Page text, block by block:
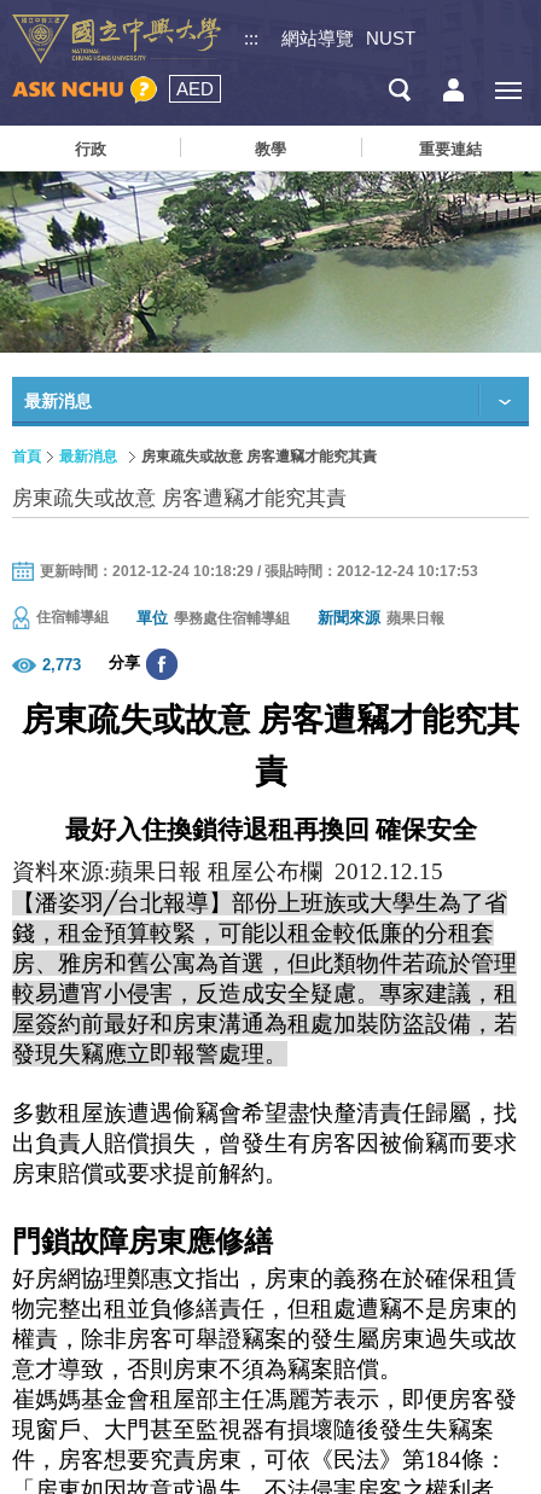
::: 網站導覽 NUST
AED
行政 教學 重要連結
最新消息
首頁 最新消息 房東疏失或故意 房客遭竊才能究其責
房東疏失或故意 房客遭竊才能究其責
更新時間：2012-12-24 10:18:29 / 張貼時間：2012-12-24 10:17:53
住宿輔導組 單位 學務處住宿輔導組 新聞來源 蘋果日報
2,773 分享
房東疏失或故意 房客遭竊才能究其
責
最好入住換鎖待退租再換回 確保安全
資料來源:蘋果日報 租屋公布欄 2012.12.15
【潘姿羽╱台北報導】部份上班族或大學生為了省
錢，租金預算較緊，可能以租金較低廉的分租套
房、雅房和舊公寓為首選，但此類物件若疏於管理
較易遭宵小侵害，反造成安全疑慮。專家建議，租
屋簽約前最好和房東溝通為租處加裝防盜設備，若
發現失竊應立即報警處理。
多數租屋族遭遇偷竊會希望盡快釐清責任歸屬，找
出負責人賠償損失，曾發生有房客因被偷竊而要求
房東賠償或要求提前解約。
門鎖故障房東應修繕
好房網協理鄭惠文指出，房東的義務在於確保租賃
物完整出租並負修繕責任，但租處遭竊不是房東的
權責，除非房客可舉證竊案的發生屬房東過失或故
意才導致，否則房東不須為竊案賠償。
崔媽媽基金會租屋部主任馮麗芳表示，即便房客發
現窗戶、大門甚至監視器有損壞隨後發生失竊案
件，房客想要究責房東，可依《民法》第184條：